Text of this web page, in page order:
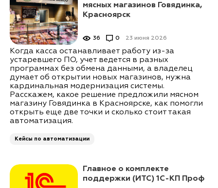
мясных магазинов Говядинка,
Красноярск
23 июня 2026
36 0
Когда касса останавливает работу из-за
устаревшего ПО, учет ведется в разных
программах без обмена данными, а владелец
думает об открытии новых магазинов, нужна
кардинальная модернизация системы.
Расскажем, какое решение предложили мясном
магазину Говядинка в Красноярске, как помогли
открыть еще две точки и сколько стоит такая
автоматизация.
Кейсы по автоматизации
Главное о комплекте
поддержки (ИТС) 1С-КП Проф